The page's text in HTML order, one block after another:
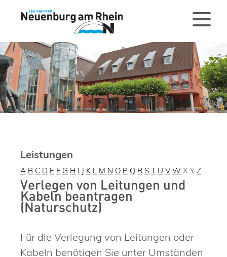
Leistungen
A B C D E F G H I J K L M N O P Q R S T U V W X Y Z
Verlegen von Leitungen und
Kabeln beantragen
(Naturschutz)
Für die Verlegung von Leitungen oder
Kabeln benötigen Sie unter Umständen